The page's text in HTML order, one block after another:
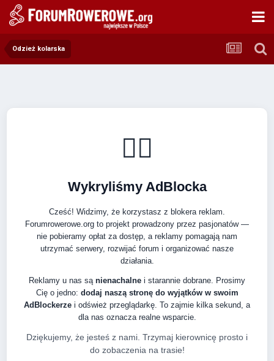
Odzież kolarska
🚴‍♂️
Wykryliśmy AdBlocka
Cześć! Widzimy, że korzystasz z blokera reklam.
Forumrowerowe.org to projekt prowadzony przez pasjonatów —
nie pobieramy opłat za dostęp, a reklamy pomagają nam
utrzymać serwery, rozwijać forum i organizować nasze
działania.
Reklamy u nas są nienachalne i starannie dobrane. Prosimy
Cię o jedno: dodaj naszą stronę do wyjątków w swoim
AdBlockerze i odśwież przeglądarkę. To zajmie kilka sekund, a
dla nas oznacza realne wsparcie.
Dziękujemy, że jesteś z nami. Trzymaj kierownicę prosto i
do zobaczenia na trasie!